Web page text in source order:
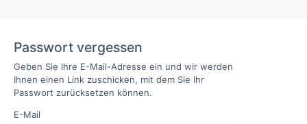
Passwort vergessen
Geben Sie Ihre E-Mail-Adresse ein und wir werden
Ihnen einen Link zuschicken, mit dem Sie Ihr
Passwort zurücksetzen können.
E-Mail